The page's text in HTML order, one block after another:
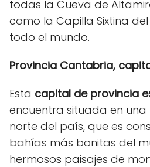
todas la Cueva de
como la Capilla Sixtina
todo el mundo.
Provincia Cantabria,
Esta capital de provincia
encuentra situada en
norte del país, que es
bahías más bonitas del
hermosos paisajes de